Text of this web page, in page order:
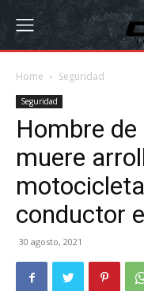
Home Seguridad
Seguridad
Hombre
muere
conductor
30 agosto, 2021